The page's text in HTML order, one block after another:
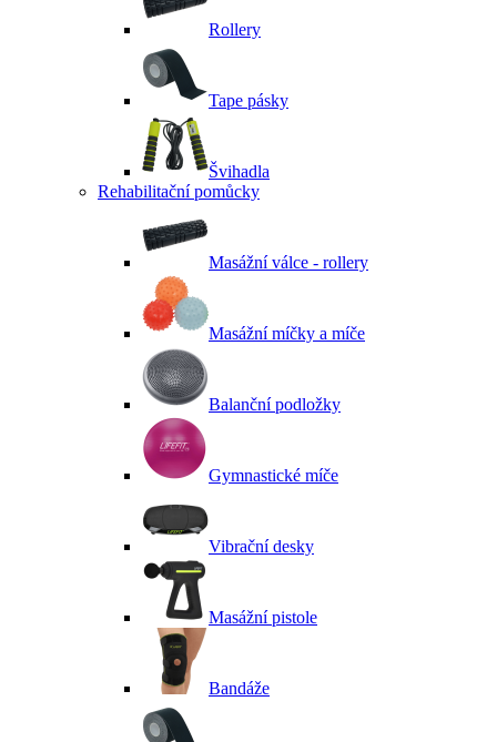
Rollery
Tape pásky
Švihadla
Rehabilitační pomůcky
Masážní válce - rollery
Masážní míčky a míče
Balanční podložky
Gymnastické míče
Vibrační desky
Masážní pistole
Bandáže